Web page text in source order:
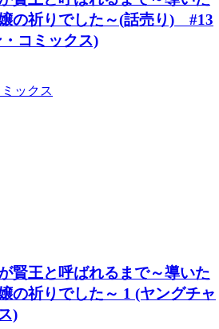
の祈りでした～(話売り) #13
コミックス)
ックス
賢王と呼ばれるまで～導いた
の祈りでした～ 1 (ヤングチャ
)